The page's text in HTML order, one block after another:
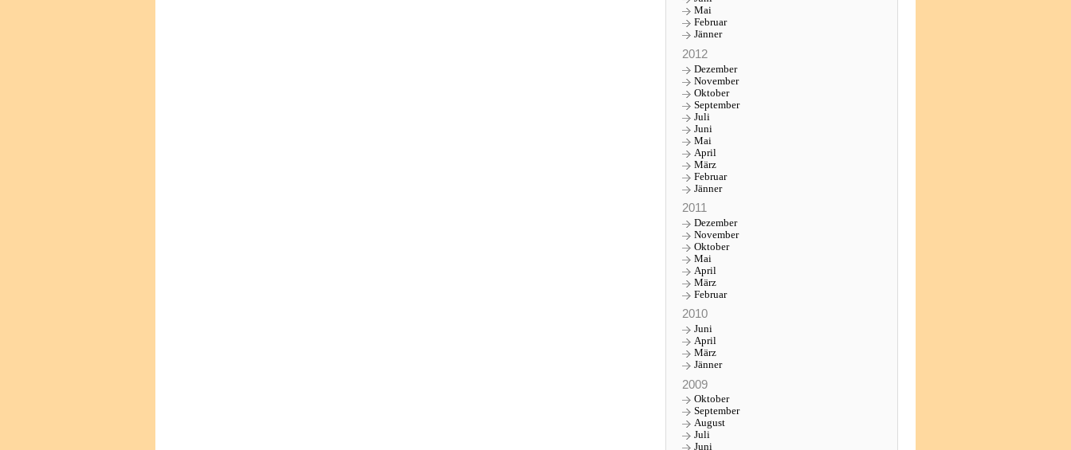
Mai
Februar
Jänner
2012
Dezember
November
Oktober
September
Juli
Juni
Mai
April
März
Februar
Jänner
2011
Dezember
November
Oktober
Mai
April
März
Februar
2010
Juni
April
März
Jänner
2009
Oktober
September
August
Juli
Juni